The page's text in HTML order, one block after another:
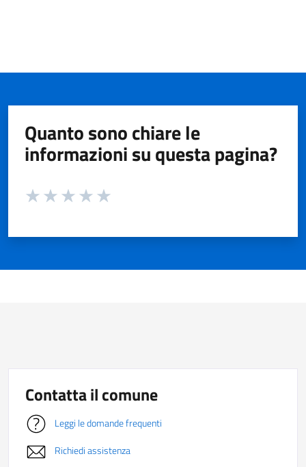
Quanto sono chiare le
informazioni su questa pagina?
Valuta da 1 a 5 stelle la pagina
Contatta il comune
Leggi le domande frequenti
Richiedi assistenza